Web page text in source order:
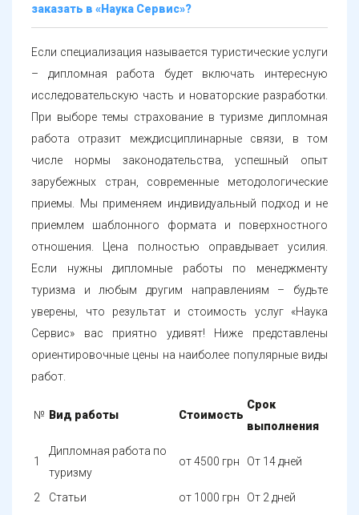
заказать в «Наука Сервис»?
Если специализация называется туристические услуги
– дипломная работа будет включать интересную
исследовательскую часть и новаторские разработки.
При выборе темы страхование в туризме дипломная
работа отразит междисциплинарные связи, в том
числе нормы законодательства, успешный опыт
зарубежных стран, современные методологические
приемы. Мы применяем индивидуальный подход и не
приемлем шаблонного формата и поверхностного
отношения. Цена полностью оправдывает усилия.
Если нужны дипломные работы по менеджменту
туризма и любым другим направлениям – будьте
уверены, что результат и стоимость услуг «Наука
Сервис» вас приятно удивят! Ниже представлены
ориентировочные цены на наиболее популярные виды
работ.
№ Вид работы Стоимость
Срок
выполнения
1
Дипломная работа по
туризму
от 4500 грн От 14 дней
2 Статьи от 1000 грн
От 2 дней